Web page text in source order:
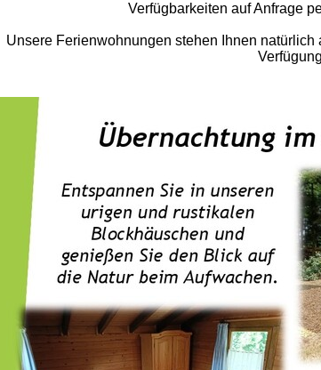
Verfügbarkeiten auf Anfrage
Unsere Ferienwohnungen stehen Ihnen